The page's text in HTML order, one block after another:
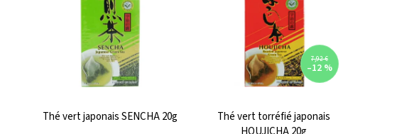
Thé vert japonais SENCHA 20g
7,92 €
–12 %
Thé vert torréfié japonais